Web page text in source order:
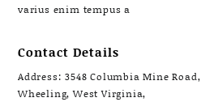
varius enim tempus a
Contact Details
Address: 3548 Columbia Mine Road,
Wheeling, West Virginia,